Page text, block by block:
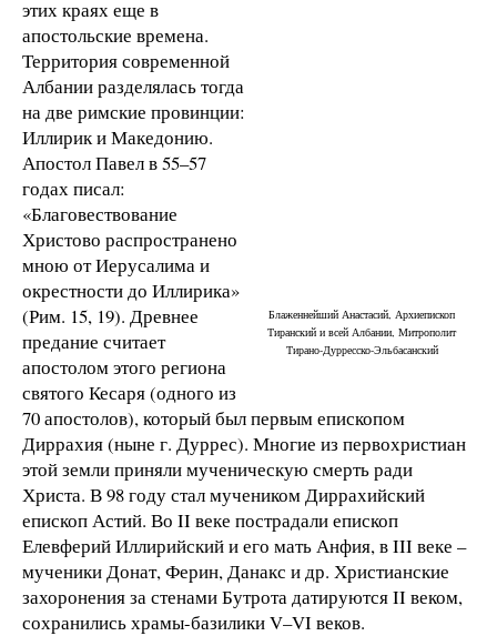
Блаженнейший Анастасий, Архиепископ
Тиранский и всей Албании, Митрополит
Тирано-Дурресско-Эльбасанский
этих краях еще в
апостольские времена.
Территория современной
Албании разделялась тогда
на две римские провинции:
Иллирик и Македонию.
Апостол Павел в 55–57
годах писал:
«Благовествование
Христово распространено
мною от Иерусалима и
окрестности до Иллирика»
(Рим. 15, 19). Древнее
предание считает
апостолом этого региона
святого Кесаря (одного из
70 апостолов), который был первым епископом
Диррахия (ныне г. Дуррес). Многие из первохристиан
этой земли приняли мученическую смерть ради
Христа. В 98 году стал мучеником Диррахийский
епископ Астий. Во II веке пострадали епископ
Елевферий Иллирийский и его мать Анфия, в III веке –
мученики Донат, Ферин, Данакс и др. Христианские
захоронения за стенами Бутрота датируются II веком,
сохранились храмы-базилики V–VI веков.